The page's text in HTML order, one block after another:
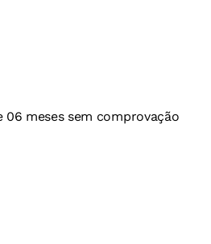
06 meses sem comprovação